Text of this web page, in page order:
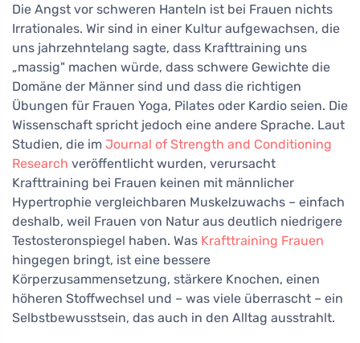
Die Angst vor schweren Hanteln ist bei Frauen nichts
Irrationales. Wir sind in einer Kultur aufgewachsen, die
uns jahrzehntelang sagte, dass Krafttraining uns
„massig" machen würde, dass schwere Gewichte die
Domäne der Männer sind und dass die richtigen
Übungen für Frauen Yoga, Pilates oder Kardio seien. Die
Wissenschaft spricht jedoch eine andere Sprache. Laut
Studien, die im Journal of Strength and Conditioning
Research veröffentlicht wurden, verursacht
Krafttraining bei Frauen keinen mit männlicher
Hypertrophie vergleichbaren Muskelzuwachs – einfach
deshalb, weil Frauen von Natur aus deutlich niedrigere
Testosteronspiegel haben. Was Krafttraining Frauen
hingegen bringt, ist eine bessere
Körperzusammensetzung, stärkere Knochen, einen
höheren Stoffwechsel und – was viele überrascht – ein
Selbstbewusstsein, das auch in den Alltag ausstrahlt.